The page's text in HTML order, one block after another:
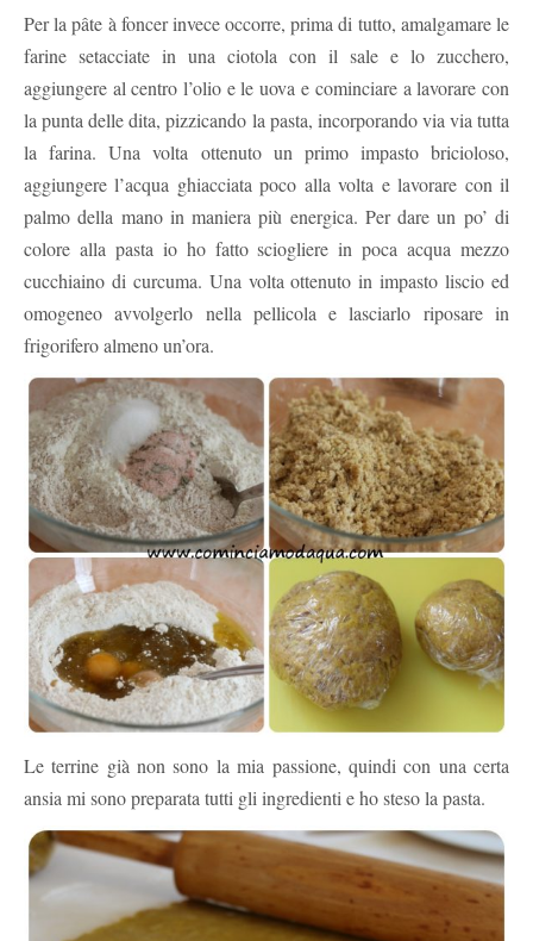
Per la pâte à foncer invece occorre, prima di tutto, amalgamare le
farine setacciate in una ciotola con il sale e lo zucchero,
aggiungere al centro l’olio e le uova e cominciare a lavorare con
la punta delle dita, pizzicando la pasta, incorporando via via tutta
la farina. Una volta ottenuto un primo impasto bricioloso,
aggiungere l’acqua ghiacciata poco alla volta e lavorare con il
palmo della mano in maniera più energica. Per dare un po’ di
colore alla pasta io ho fatto sciogliere in poca acqua mezzo
cucchiaino di curcuma. Una volta ottenuto in impasto liscio ed
omogeneo avvolgerlo nella pellicola e lasciarlo riposare in
frigorifero almeno un’ora.
Le terrine già non sono la mia passione, quindi con una certa
ansia mi sono preparata tutti gli ingredienti e ho steso la pasta.